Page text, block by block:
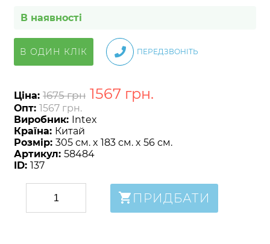
В наявності
В ОДИН КЛІК ПЕРЕДЗВОНІТЬ
Ціна: 1675 грн 1567 грн.
Опт: 1567 грн.
Виробник: Intex
Країна: Китай
Розмір: 305 см. x 183 см. x 56 см.
Артикул: 58484
ID: 137
ПРИДБАТИ